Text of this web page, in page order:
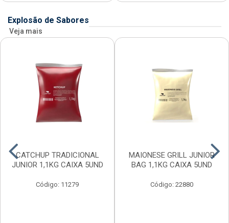
Explosão de Sabores
Veja mais
CATCHUP TRADICIONAL
JUNIOR 1,1KG CAIXA 5UND
Código: 11279
MAIONESE GRILL JUNIOR
BAG 1,1KG CAIXA 5UND
Código: 22880